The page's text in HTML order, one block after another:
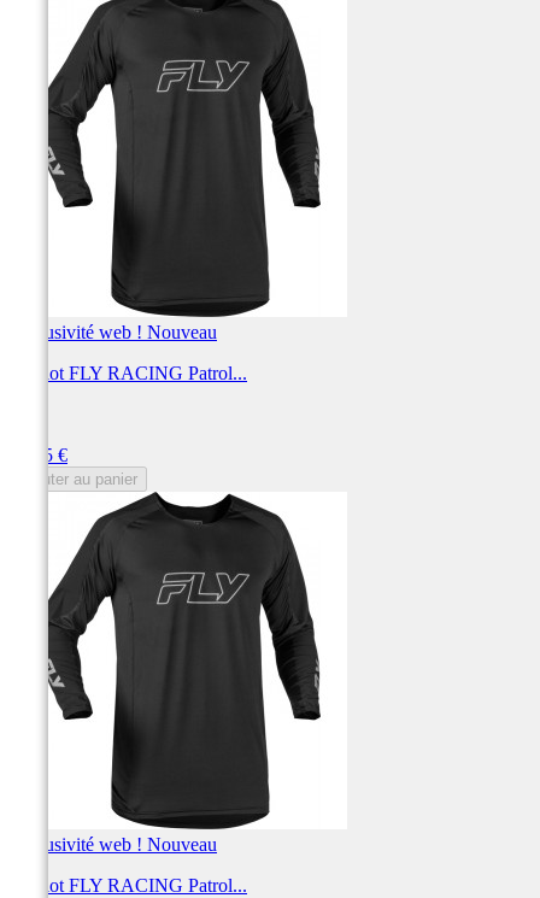
Exclusivité web ! Nouveau
Maillot FLY RACING Patrol...
59,95 €
Ajouter au panier
Exclusivité web ! Nouveau
Maillot FLY RACING Patrol...